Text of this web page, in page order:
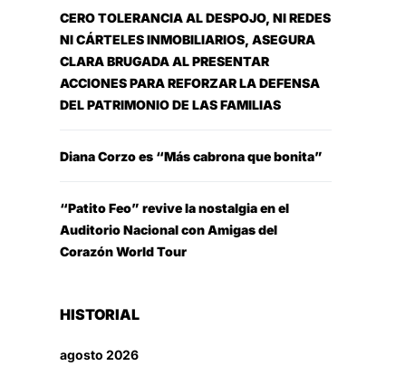
CERO TOLERANCIA AL DESPOJO, NI REDES
NI CÁRTELES INMOBILIARIOS, ASEGURA
CLARA BRUGADA AL PRESENTAR
ACCIONES PARA REFORZAR LA DEFENSA
DEL PATRIMONIO DE LAS FAMILIAS
Diana Corzo es “Más cabrona que bonita”
“Patito Feo” revive la nostalgia en el
Auditorio Nacional con Amigas del
Corazón World Tour
HISTORIAL
agosto 2026